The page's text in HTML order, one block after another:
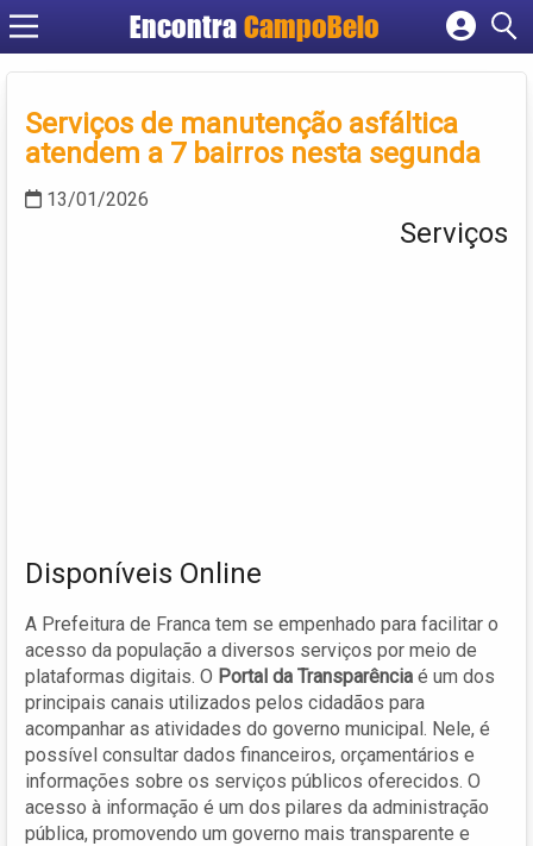
EncontraCampoBelo
Cadastrar empresa
Criar conta
Serviços de manutenção asfáltica
atendem a 7 bairros nesta segunda
13/01/2026
Serviços
Disponíveis Online
A Prefeitura de Franca tem se empenhado para facilitar o
acesso da população a diversos serviços por meio de
plataformas digitais. O Portal da Transparência é um dos
principais canais utilizados pelos cidadãos para
acompanhar as atividades do governo municipal. Nele, é
possível consultar dados financeiros, orçamentários e
informações sobre os serviços públicos oferecidos. O
acesso à informação é um dos pilares da administração
pública, promovendo um governo mais transparente e